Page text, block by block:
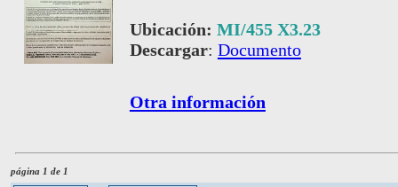
Ubicación: MI/455 X3.23
Descargar: Documento
Otra información
página 1 de 1